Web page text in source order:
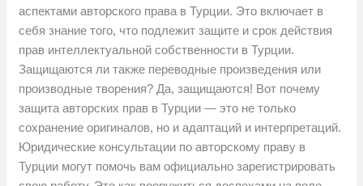
аспектами авторского права в Турции. Это включает в
себя знание того, что подлежит защите и срок действия
прав интеллектуальной собственности в Турции.
Защищаются ли также переводные произведения или
производные творения? Да, защищаются! Вот почему
защита авторских прав в Турции — это не только
сохранение оригиналов, но и адаптаций и интерпретаций.
Юридические консультации по авторскому праву в
Турции могут помочь вам официально зарегистрировать